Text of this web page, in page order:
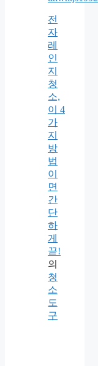
전
자
레
인
지
청
소,
이 4
가
지
방
법
이
면
간
단
하
게
끝!
의
청
소
도
구